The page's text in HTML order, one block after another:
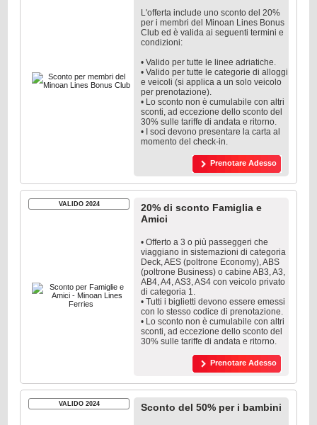
L'offerta include uno sconto del 20%
per i membri del Minoan Lines Bonus
Club ed è valida ai seguenti termini e
condizioni:
• Valido per tutte le linee adriatiche.
• Valido per tutte le categorie di alloggi
e veicoli (si applica a un solo veicolo
per prenotazione).
• Lo sconto non è cumulabile con altri
sconti, ad eccezione dello sconto del
30% sulle tariffe di andata e ritorno.
• I soci devono presentare la carta al
momento del check-in.
Prenotare Adesso
VALIDO 2024
20% di sconto Famiglia e
Amici
• Offerto a 3 o più passeggeri che
viaggiano in sistemazioni di categoria
Deck, AES (poltrone Economy), ABS
(poltrone Business) o cabine AB3, A3,
AB4, A4, AS3, AS4 con veicolo privato
di categoria 1.
• Tutti i biglietti devono essere emessi
con lo stesso codice di prenotazione.
• Lo sconto non è cumulabile con altri
sconti, ad eccezione dello sconto del
30% sulle tariffe di andata e ritorno.
Prenotare Adesso
VALIDO 2024 Sconto del 50% per i bambini